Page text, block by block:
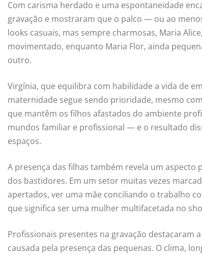
Com carisma herdado e uma espontaneidade
gravação e mostraram que o palco — ou ao
looks casuais, mas sempre charmosas, Maria
movimentado, enquanto Maria Flor, ainda
outro.
Virgínia, que equilibra com habilidade a vida de
maternidade segue sendo prioridade, mesmo
que mantêm os filhos afastados do ambiente
mundos familiar e profissional — e o resultado
espaços.
A presença das filhas também revela um
dos bastidores. Em um setor muitas vezes
apertados, ver uma mãe conciliando o trabalho
que significa ser uma mulher multifacetada no
Profissionais presentes na gravação
causada pela presença das pequenas. O clima,